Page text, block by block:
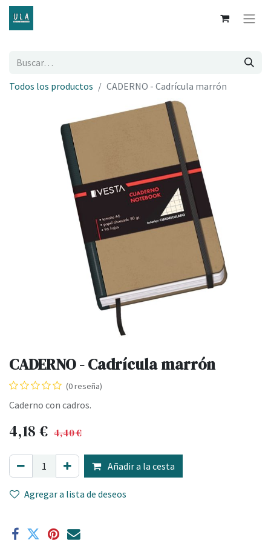
Todos los productos CADERNO - Cadrícula marrón
CADERNO - Cadrícula marrón
(0 reseña)
Caderno con cadros.
4,18 € 4,40€
Añadir a la cesta
Agregar a lista de deseos